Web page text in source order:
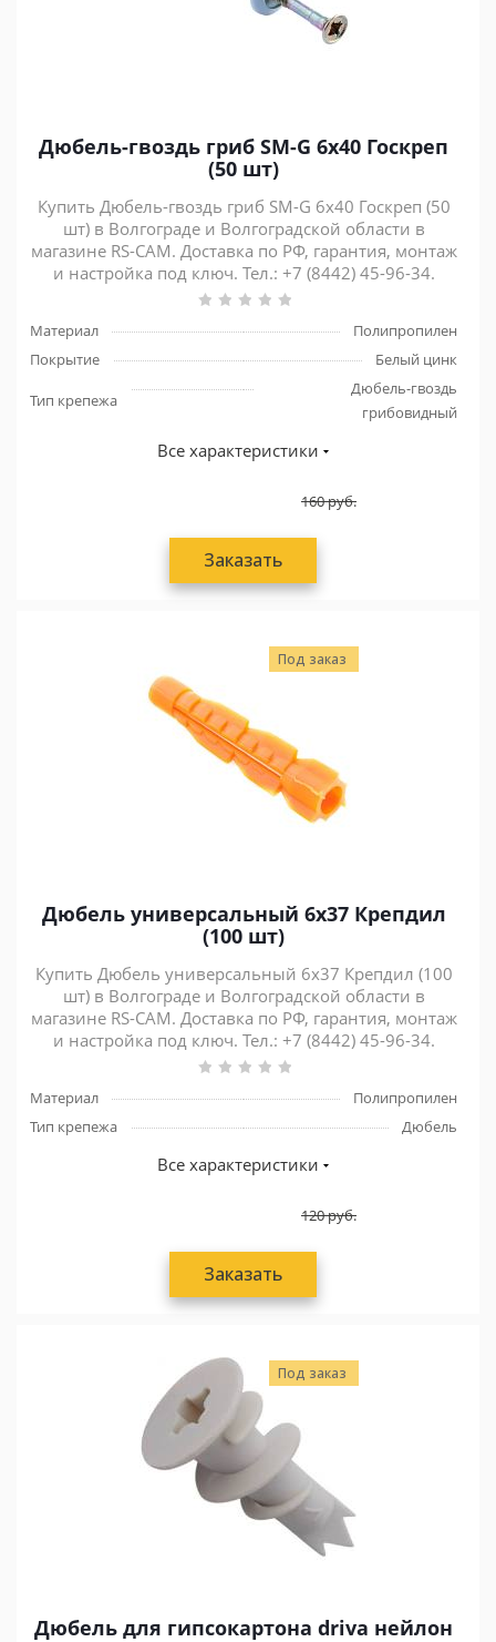
Дюбель-гвоздь гриб SM-G 6х40 Госкреп
(50 шт)
Купить Дюбель-гвоздь гриб SM-G 6х40 Госкреп (50
шт) в Волгограде и Волгоградской области в
магазине RS-CAM. Доставка по РФ, гарантия, монтаж
и настройка под ключ. Тел.: +7 (8442) 45-96-34.
Материал
Полипропилен
Покрытие
Белый цинк
Тип крепежа
Дюбель-гвоздь
грибовидный
Все характеристики
160руб.
Заказать
Под заказ
Дюбель универсальный 6х37 Крепдил
(100 шт)
Купить Дюбель универсальный 6х37 Крепдил (100
шт) в Волгограде и Волгоградской области в
магазине RS-CAM. Доставка по РФ, гарантия, монтаж
и настройка под ключ. Тел.: +7 (8442) 45-96-34.
Материал
Полипропилен
Тип крепежа
Дюбель
Все характеристики
120руб.
Заказать
Под заказ
Дюбель для гипсокартона driva нейлон